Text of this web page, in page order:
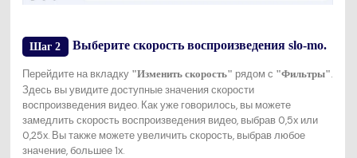
Шаг 2 Выберите скорость воспроизведения slo-mo.
Перейдите на вкладку "Изменить скорость" рядом с "Фильтры".
Здесь вы увидите доступные значения скорости
воспроизведения видео. Как уже говорилось, вы можете
замедлить скорость воспроизведения видео, выбрав 0,5x или
0,25x. Вы также можете увеличить скорость, выбрав любое
значение, большее 1x.